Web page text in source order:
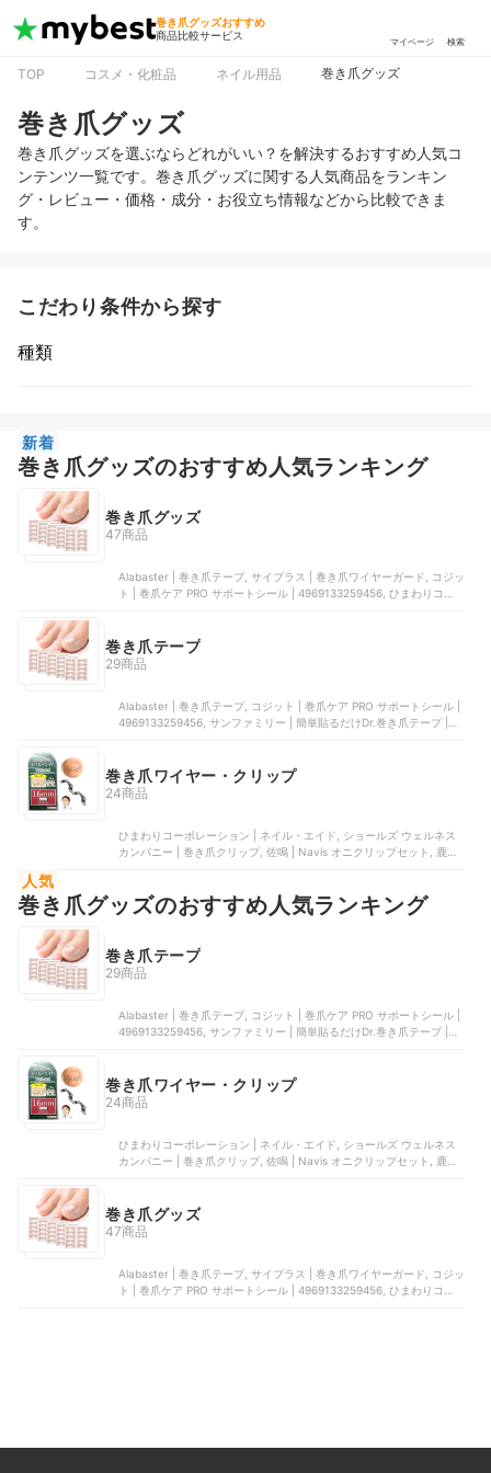
巻き爪グッズおすすめ
商品比較サービス
マイページ 検索
TOP コスメ・化粧品 ネイル用品 巻き爪グッズ
巻き爪グッズ
巻き爪グッズを選ぶならどれがいい？を解決するおすすめ人気コ
ンテンツ一覧です。巻き爪グッズに関する人気商品をランキン
グ・レビュー・価格・成分・お役立ち情報などから比較できま
す。
こだわり条件から探す
種類
新着
巻き爪グッズのおすすめ人気ランキング
巻き爪グッズ
47商品
Alabaster | 巻き爪テープ, サイプラス | 巻き爪ワイヤーガード, コジッ
ト | 巻爪ケア PRO サポートシール | 4969133259456, ひまわりコー
巻き爪テープ
29商品
Alabaster | 巻き爪テープ, コジット | 巻爪ケア PRO サポートシール |
4969133259456, サンファミリー | 簡単貼るだけDr.巻き爪テープ |
巻き爪ワイヤー・クリップ
24商品
ひまわりコーポレーション | ネイル・エイド, ショールズ ウェルネス
カンパニー | 巻き爪クリップ, 佐鳴 | Navis オニクリップセット, 鹿浜
人気
巻き爪グッズのおすすめ人気ランキング
巻き爪テープ
29商品
Alabaster | 巻き爪テープ, コジット | 巻爪ケア PRO サポートシール |
4969133259456, サンファミリー | 簡単貼るだけDr.巻き爪テープ |
巻き爪ワイヤー・クリップ
24商品
ひまわりコーポレーション | ネイル・エイド, ショールズ ウェルネス
カンパニー | 巻き爪クリップ, 佐鳴 | Navis オニクリップセット, 鹿浜
巻き爪グッズ
47商品
Alabaster | 巻き爪テープ, サイプラス | 巻き爪ワイヤーガード, コジッ
ト | 巻爪ケア PRO サポートシール | 4969133259456, ひまわりコー